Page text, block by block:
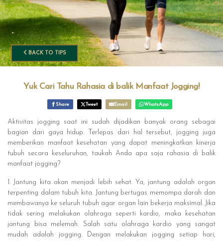
BACK TO TIPS
Yuk Cari Tahu Rahasia di balik Manfaat Jogging!
Share Tweet Email WhatsApp
Aktivitas jogging saat ini sudah dijadikan banyak orang sebagai
bagian dari gaya hidup. Terlepas dari hal tersebut, jogging juga
memberikan manfaat kesehatan yang dapat meningkatkan kinerja
tubuh secara keseluruhan, taukah Anda apa saja rahasia di balik
manfaat jogging?
1. Jantung kita akan menjadi lebih sehat. Ya, jantung adalah organ
terpenting dalam tubuh kita. Jantung bertugas memompa darah dan
membawanya ke seluruh tubuh agar organ lain bekerja maksimal. Jika
tidak sering melakukan olahraga seperti kardio, maka kesehatan
jantung bisa melemah. Salah satu olahraga kardio yang sangat
mudah adalah jogging. Dengan melakukan jogging setiap hari,